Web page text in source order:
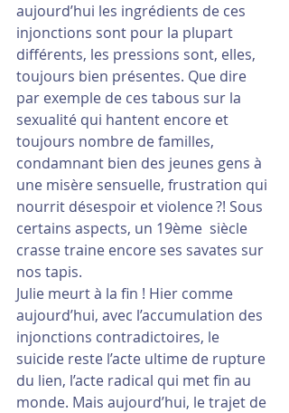
aujourd’hui les ingrédients de ces
injonctions sont pour la plupart
différents, les pressions sont, elles,
toujours bien présentes. Que dire
par exemple de ces tabous sur la
sexualité qui hantent encore et
toujours nombre de familles,
condamnant bien des jeunes gens à
une misère sensuelle, frustration qui
nourrit désespoir et violence ?! Sous
certains aspects, un 19ème  siècle
crasse traine encore ses savates sur
nos tapis.
Julie meurt à la fin ! Hier comme
aujourd’hui, avec l’accumulation des
injonctions contradictoires, le
suicide reste l’acte ultime de rupture
du lien, l’acte radical qui met fin au
monde. Mais aujourd’hui, le trajet de